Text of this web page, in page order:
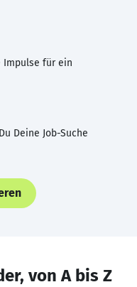
Impulse für ein
Deine Job-Suche
von A bis Z